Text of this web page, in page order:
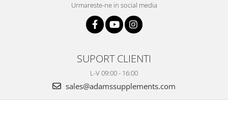
Urmareste-ne in social media
SUPORT CLIENTI
L-V 09:00 - 16:00
sales@adamssupplements.com